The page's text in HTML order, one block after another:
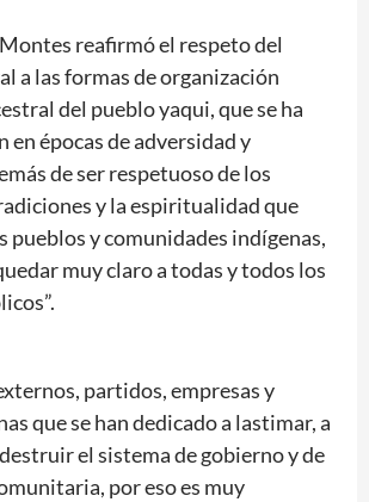
reafirmó el respeto del
a las formas de organización
del pueblo yaqui, que se ha
en épocas de adversidad y
de ser respetuoso de los
y la espiritualidad que
pueblos y comunidades indígenas,
muy claro a todas y todos los
partidos, empresas y
que se han dedicado a lastimar, a
el sistema de gobierno y de
por eso es muy